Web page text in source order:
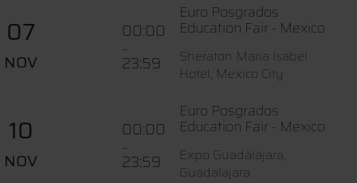
07
NOV
00:00
-
23:59
Euro Posgrados
Education Fair - Mexico
Sheraton Maria Isabel
Hotel, Mexico City
10
NOV
00:00
-
23:59
Euro Posgrados
Education Fair - Mexico
Expo Guadalajara,
Guadalajara